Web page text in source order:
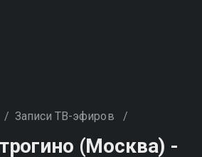
/ Записи ТВ-эфиров /
(Москва) -